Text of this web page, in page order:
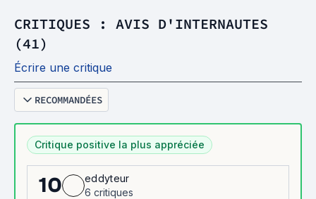
CRITIQUES : AVIS D'INTERNAUTES
(41)
Écrire une critique
RECOMMANDÉES
Critique positive la plus appréciée
10
eddyteur
6 critiques